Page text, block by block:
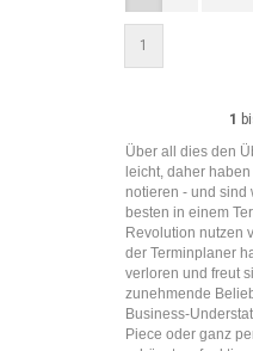
1
1
Über all dies den
leicht, daher
notieren - und sind
besten in einem
Revolution nutzen
der Terminplaner
verloren und freut
zunehmende
Business-
Piece oder ganz